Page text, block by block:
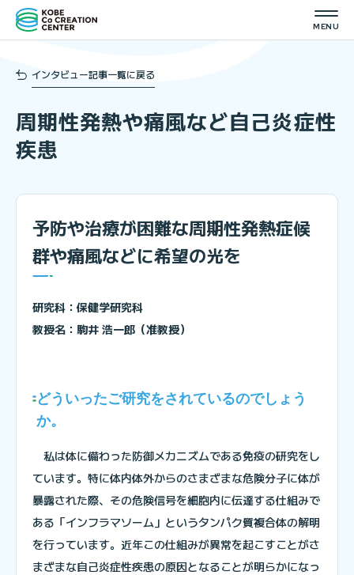
インタビュー記事一覧に戻る
周期性発熱や痛風など自己炎症性
疾患
予防や治療が困難な周期性発熱症候
群や痛風などに希望の光を
研究科：保健学研究科
教授名：駒井 浩一郎（准教授）
どういったご研究をされているのでしょう
か。
私は体に備わった防御メカニズムである免疫の研究をし
ています。特に体内体外からのさまざまな危険分子に体が
暴露された際、その危険信号を細胞内に伝達する仕組みで
ある「インフラマソーム」というタンパク質複合体の解明
を行っています。近年この仕組みが異常を起こすことがさ
まざまな自己炎症性疾患の原因となることが明らかになっ